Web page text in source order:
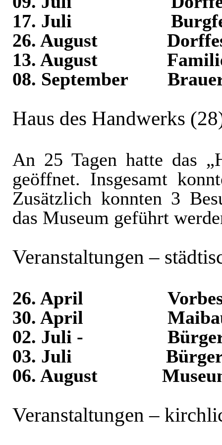
17. Juli
26. August
13. August
08. September
Haus des Handwerks
An 25 Tagen hatte das
geöffnet. Insgesamt
Zusätzlich konnten 3
das Museum geführt
Veranstaltungen –
26. April
30. April
02. Juli -
03. Juli
06. August
Veranstaltungen –